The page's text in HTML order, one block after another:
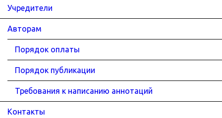
Учредители
Авторам
Порядок оплаты
Порядок публикации
Требования к написанию аннотаций
Контакты